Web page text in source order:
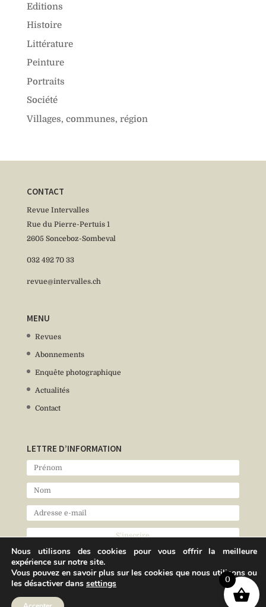
Editions
Histoire
Littérature
Peinture
Portraits
Société
Villages, communes, région
CONTACT
Revue Intervalles
Rue du Pierre-Pertuis 1
2605 Sonceboz-Sombeval
032 492 70 33
revue@intervalles.ch
MENU
Revues
Abonnements
Enquête photographique
Actualités
Contact
LETTRE D’INFORMATION
Nous utilisons des cookies pour vous offrir la meilleure
expérience sur notre site.
Vous pouvez en savoir plus sur les cookies que nous utilisons ou
les désactiver dans settings 0